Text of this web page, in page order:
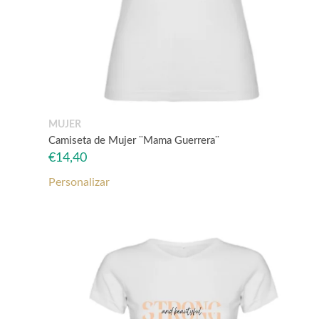
MUJER
Camiseta de Mujer ¨Mama Guerrera¨
€14,40
Personalizar